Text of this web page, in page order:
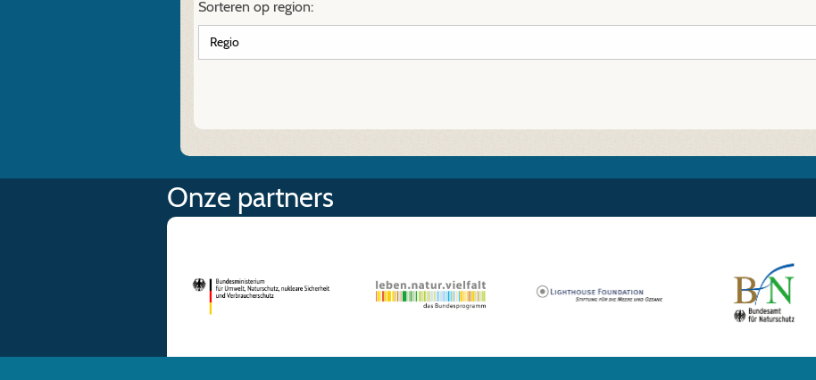
Sorteren op region:
Onze partners